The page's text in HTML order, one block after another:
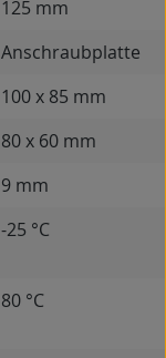
125 mm
Anschraubplatte
100 x 85 mm
80 x 60 mm
9 mm
-25 °C
80 °C